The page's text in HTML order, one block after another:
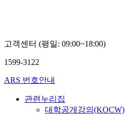
고객센터 (평일: 09:00~18:00)
1599-3122
ARS 번호안내
관련누리집
대학공개강의(KOCW)